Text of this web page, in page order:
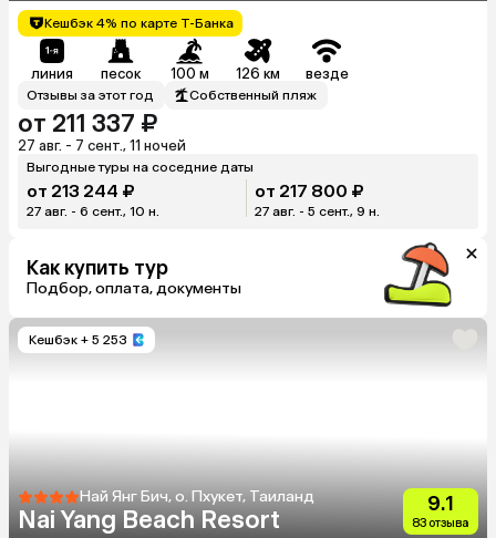
Кешбэк 4% по карте Т-Банка
линия песок 100 м 126 км везде
Отзывы за этот год Собственный пляж
от 211 337 ₽
27 авг. - 7 сент., 11 ночей
Выгодные туры на соседние даты
от 213 244 ₽
27 авг. - 6 сент., 10 н.
от 217 800 ₽
27 авг. - 5 сент., 9 н.
Как купить тур
Подбор, оплата, документы
Кешбэк + 5 253
Най Янг Бич, о. Пхукет, Таиланд
Nai Yang Beach Resort
9.1
83 отзыва